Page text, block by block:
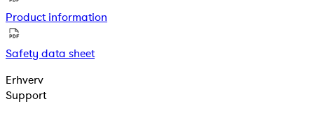
Product information
Safety data sheet
Erhverv
Support